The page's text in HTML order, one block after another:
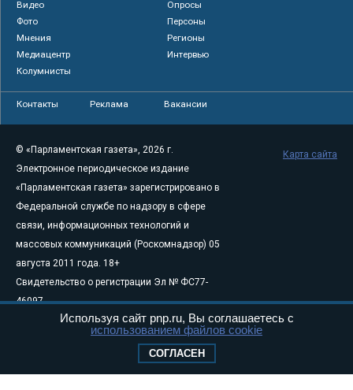
Видео
Опросы
Фото
Персоны
Мнения
Регионы
Медиацентр
Интервью
Колумнисты
Контакты Реклама Вакансии
© «Парламентская газета», 2026 г.
Электронное периодическое издание
«Парламентская газета» зарегистрировано в
Федеральной службе по надзору в сфере
связи, информационных технологий и
массовых коммуникаций (Роскомнадзор) 05
августа 2011 года. 18+
Свидетельство о регистрации Эл № ФС77-
46097
Учредитель — АНО «Парламентская газета»
Исполняющий обязанности главного
Тел.: +7 (495) 637–69–79 E-mail:pg@pnp.ru
Карта сайта
Используя сайт pnp.ru, Вы соглашаетесь с
использованием файлов cookie
СОГЛАСЕН